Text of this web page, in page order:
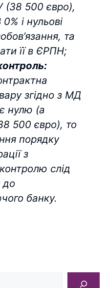
(38 500 євро),
і нульові
та
її в ЄРПН;
згідно з МД
нулю (а
500 євро), то
порядку
з
слід
до
банку.